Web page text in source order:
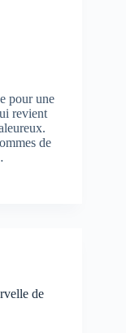
pour une
revient
de
de